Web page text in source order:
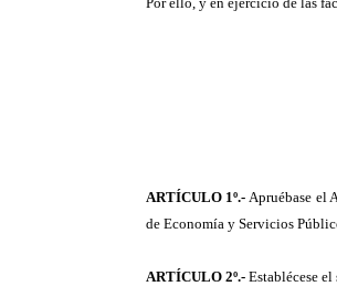
ARTÍCULO 1º.-Apruébase el
de Economía y Servicios
ARTÍCULO 2º.- Establécese